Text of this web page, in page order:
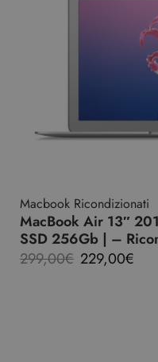
Macbook Ricondizionati
MacBook Air 13″
SSD 256Gb | –
299,00€ 229,00€